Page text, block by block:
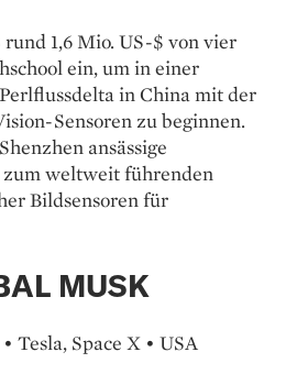
1,6 Mio. US-$ von vier
ein, um in einer
in China mit der
Sensoren zu beginnen.
ansässige
weltweit führenden
Bildsensoren für
MUSK
Tesla, Space X • USA